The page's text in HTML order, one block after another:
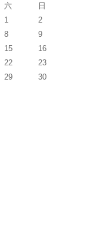
六
日
1
2
8
9
15
16
22
23
29
30